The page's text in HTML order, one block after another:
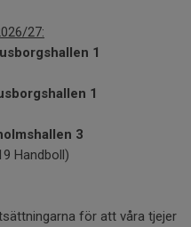
27:
1
1
3
Handboll)
för att våra tjejer